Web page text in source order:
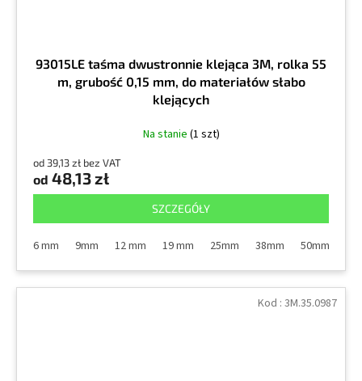
93015LE taśma dwustronnie klejąca 3M, rolka 55
m, grubość 0,15 mm, do materiałów słabo
klejących
Na stanie (1 szt)
od 39,13 zł bez VAT
od 48,13 zł
SZCZEGÓŁY
6 mm 9mm 12 mm 19 mm 25mm 38mm 50mm
Kod : 3M.35.0987